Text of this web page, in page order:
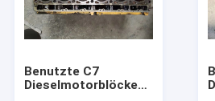
Benutzte C7
Dieselmotorblöcke